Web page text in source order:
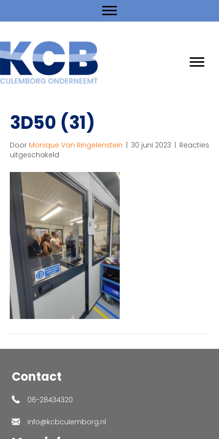
3D50 (31)
Door Monique Van Ringelenstein | 30 juni 2023 | Reacties
uitgeschakeld
(31)
Contact
06-28434320
info@kcbculemborg.nl